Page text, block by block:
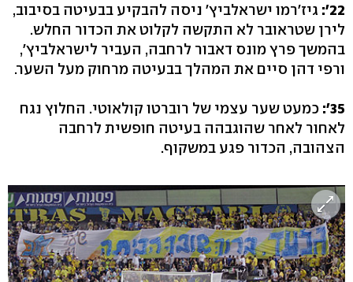
22':
גיז'רמו ישראלביץ' ניסה להבקיע בבעיטה בסיבוב,
לירן שטראובר לא התקשה לקלוט את הכדור החלש.
בהמשך פרץ מונס דאבור לרחבה, העביר לישראלביץ',
ורפי דהן סיים את המהלך בבעיטה מרחוק מעל השער.
35':
כמעט שער עצמי של רוברטו קולאוטי. החלוץ נגח
לאחור לאחר שהוגבהה בעיטה חופשית לרחבה
הצהובה, הכדור פגע במשקוף.